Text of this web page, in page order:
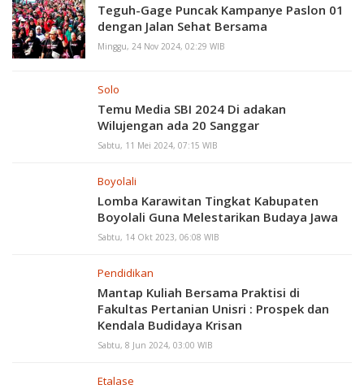
Teguh-Gage Puncak Kampanye Paslon 01
dengan Jalan Sehat Bersama
Minggu, 24 Nov 2024, 02:29 WIB
Solo
Temu Media SBI 2024 Di adakan
Wilujengan ada 20 Sanggar
Sabtu, 11 Mei 2024, 07:15 WIB
Boyolali
Lomba Karawitan Tingkat Kabupaten
Boyolali Guna Melestarikan Budaya Jawa
Sabtu, 14 Okt 2023, 06:08 WIB
Pendidikan
Mantap Kuliah Bersama Praktisi di
Fakultas Pertanian Unisri : Prospek dan
Kendala Budidaya Krisan
Sabtu, 8 Jun 2024, 03:00 WIB
Etalase